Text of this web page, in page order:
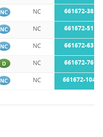
NC NC 661672-38
NC NC 661672-51
NC NC 661672-63
D NC 661672-76
NC NC 661672-104